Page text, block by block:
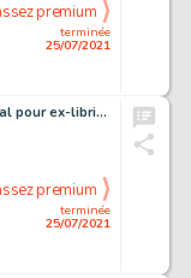
terminée
25/07/2021
premium
Conrad, Didier - Dessin original pour ex-libris Tigresse Blanche - (2007/2010)
terminée
25/07/2021
premium